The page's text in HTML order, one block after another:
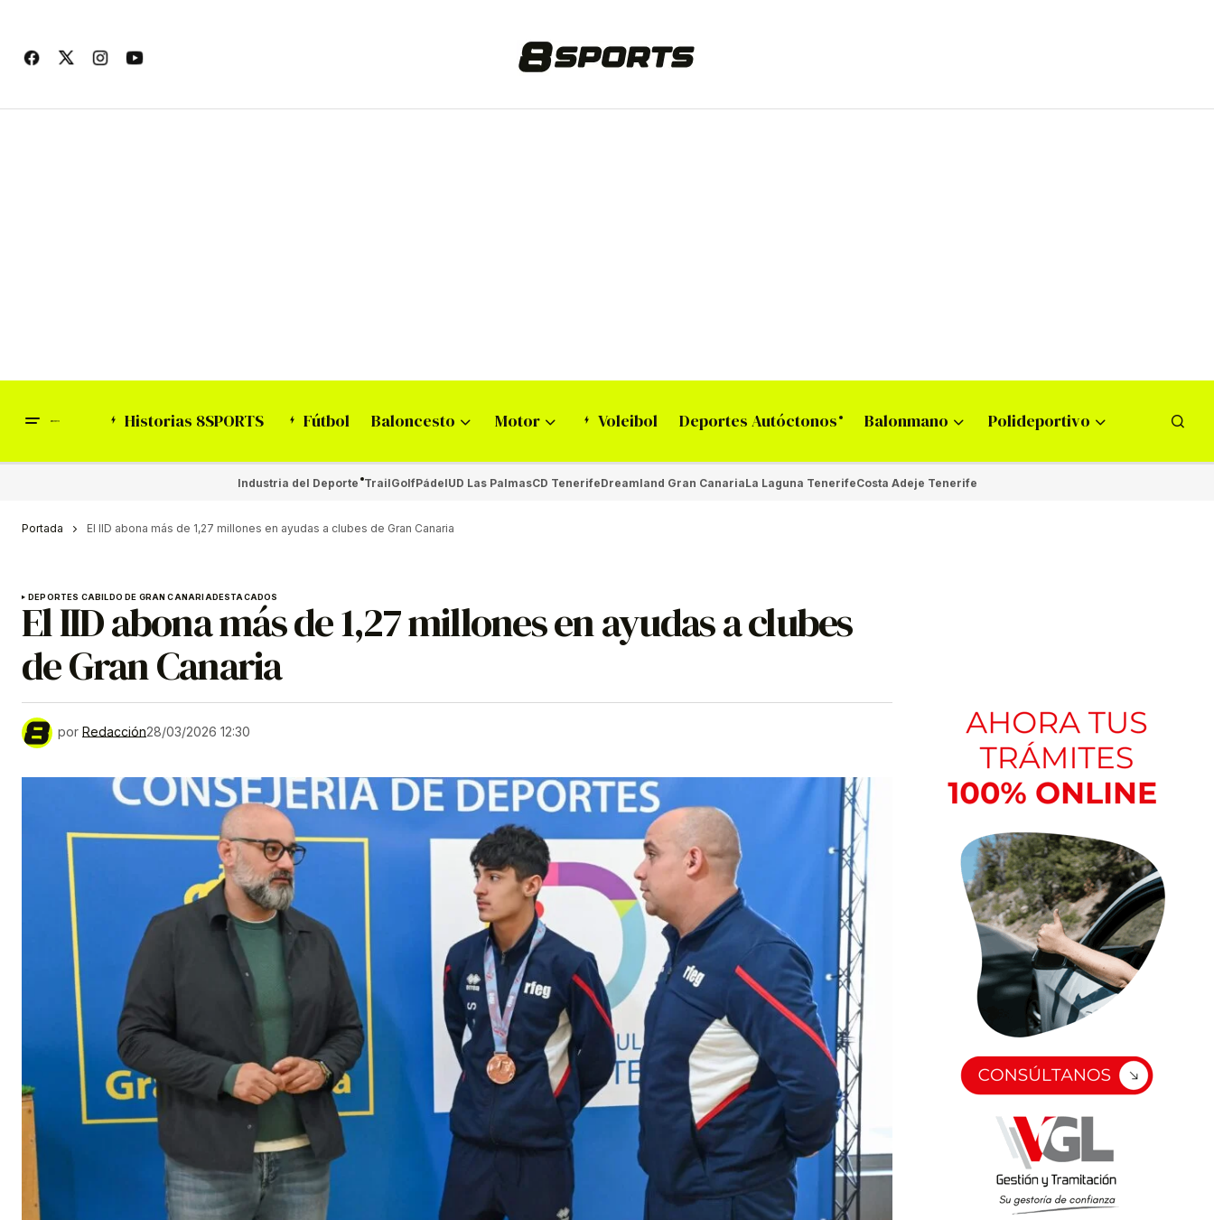
Historias 8SPORTS Fútbol Baloncesto Motor Voleibol Deportes Autóctonos Balonmano Polideportivo
Industria del Deporte TrailGolfPádelUD Las PalmasCD TenerifeDreamland Gran CanariaLa Laguna TenerifeCosta Adeje Tenerife
Portada El IID abona más de 1,27 millones en ayudas a clubes de Gran Canaria
DEPORTES CABILDO DE GRAN CANARIADESTACADOS
El IID abona más de 1,27 millones en ayudas a clubes
de Gran Canaria
por Redacción28/03/2026 12:30